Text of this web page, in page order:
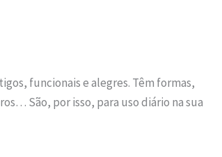
funcionais e alegres. Têm formas,
São, por isso, para uso diário na sua